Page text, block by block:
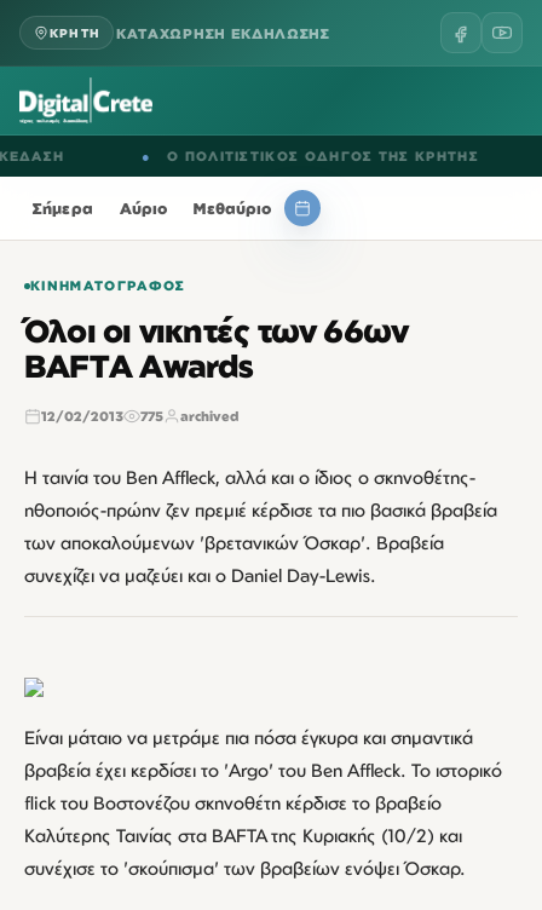
ΚΡΗΤΗ ΚΑΤΑΧΩΡΗΣΗ ΕΚΔΗΛΩΣΗΣ
Ο ΠΟΛΙΤΙΣΤΙΚΟΣ ΟΔΗΓΟΣ ΤΗΣ ΚΡΗΤΗΣ
Σήμερα Αύριο Μεθαύριο
ΚΙΝΗΜΑΤΟΓΡΆΦΟΣ
Όλοι οι νικητές των 66ων
BAFTA Awards
12/02/2013 775 archived
Η ταινία του Ben Affleck, αλλά και ο ίδιος ο σκηνοθέτης-
ηθοποιός-πρώην ζεν πρεμιέ κέρδισε τα πιο βασικά βραβεία
των αποκαλούμενων 'βρετανικών Όσκαρ'. Βραβεία
συνεχίζει να μαζεύει και ο Daniel Day-Lewis.
Είναι μάταιο να μετράμε πια πόσα έγκυρα και σημαντικά
βραβεία έχει κερδίσει το 'Argo' του Ben Affleck. Το ιστορικό
flick του Βοστονέζου σκηνοθέτη κέρδισε το βραβείο
Καλύτερης Ταινίας στα BAFTA της Κυριακής (10/2) και
συνέχισε το 'σκούπισμα' των βραβείων ενόψει Όσκαρ.